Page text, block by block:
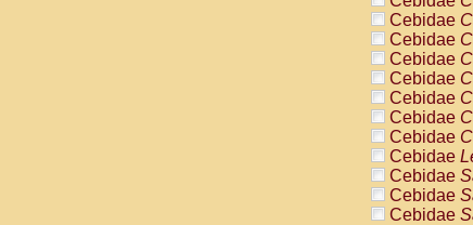
Cebidae
Cebidae
Cebidae
Cebidae
Cebidae
Cebidae
Cebidae
Cebidae
Cebidae
Cebidae
Cebidae